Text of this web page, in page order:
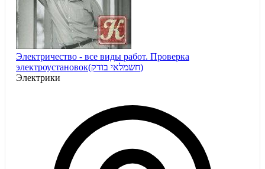
Электричество - все виды работ. Проверка
электроустановок(חשמלאי בודק)
Электрики